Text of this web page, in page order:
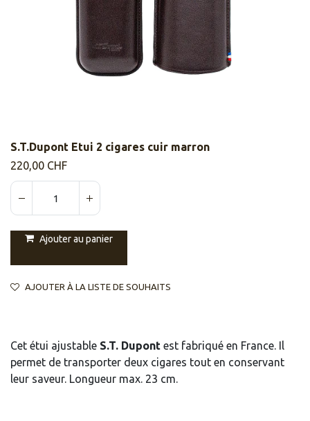
S.T.Dupont Etui 2 cigares cuir marron
220,00 CHF
Ajouter au panier
AJOUTER À LA LISTE DE SOUHAITS
Cet étui ajustable S.T. Dupont est fabriqué en France. Il
permet de transporter deux cigares tout en conservant
leur saveur. Longueur max. 23 cm.